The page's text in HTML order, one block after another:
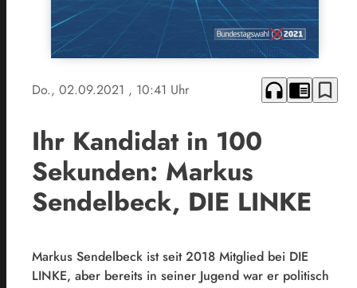
Do., 02.09.2021 , 10:41 Uhr headphones chrome_reader_mode bookmark_border
Ihr Kandidat in 100
Sekunden: Markus
Sendelbeck, DIE LINKE
Markus Sendelbeck ist seit 2018 Mitglied bei DIE
LINKE, aber bereits in seiner Jugend war er politisch